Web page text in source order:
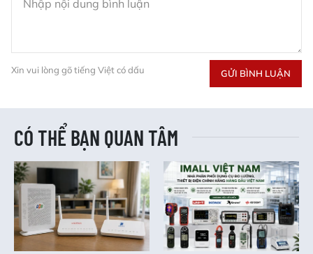
Xin vui lòng gõ tiếng Việt có dấu GỬI BÌNH LUẬN
CÓ THỂ BẠN QUAN TÂM